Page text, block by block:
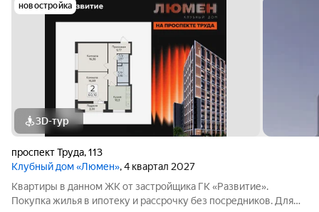
новостройка
3D-тур
проспект Труда,113
Клубный дом «Люмен», 4 квартал 2027
Квартиры в данном ЖК от застройщика ГК «Развитие».
Покупка жилья в ипотеку и рассрочку без посредников. Для